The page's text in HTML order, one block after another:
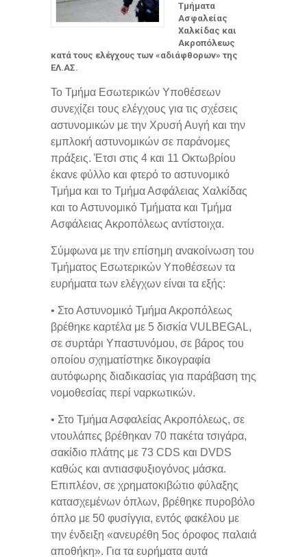
Τμήματα
Ασφαλείας
Χαλκίδας και
Ακροπόλεως
κατά τους ελέγχους των «αδιάφθορων» της
ΕΛ.ΑΣ.
Το Τμήμα Εσωτερικών Υποθέσεων
συνεχίζει τους ελέγχους για τις σχέσεις
αστυνομικών με την Χρυσή Αυγή και την
εμπλοκή αστυνομικών σε παράνομες
πράξεις. Έτσι στις 4 και 11 Οκτωβρίου
έκανε φύλλο και φτερό το αστυνομικό
Τμήμα και το Τμήμα Ασφάλειας Χαλκίδας
και το Αστυνομικό Τμήματα και Τμήμα
Ασφάλειας Ακροπόλεως αντίστοιχα.
Σύμφωνα με την επίσημη ανακοίνωση του
Τμήματος Εσωτερικών Υποθέσεων τα
ευρήματα των ελέγχων είναι τα εξής:
• Στο Αστυνομικό Τμήμα Ακροπόλεως
βρέθηκε καρτέλα με 5 δισκία VULBEGAL,
σε συρτάρι Υπαστυνόμου, σε βάρος του
οποίου σχηματίστηκε δικογραφία
αυτόφωρης διαδικασίας για παράβαση της
νομοθεσίας περί ναρκωτικών.
• Στο Τμήμα Ασφαλείας Ακροπόλεως, σε
ντουλάπες βρέθηκαν 70 πακέτα τσιγάρα,
σακίδιο πλάτης με 73 CDS και DVDS
καθώς και αντιασφυξιογόνος μάσκα.
Επιπλέον, σε χρηματοκιβώτιο φύλαξης
κατασχεμένων όπλων, βρέθηκε πυροβόλο
όπλο με 50 φυσίγγια, εντός φακέλου με
την ένδειξη «ανευρέθη 5ος όροφος παλαιά
αποθήκη». Για τα ευρήματα αυτά